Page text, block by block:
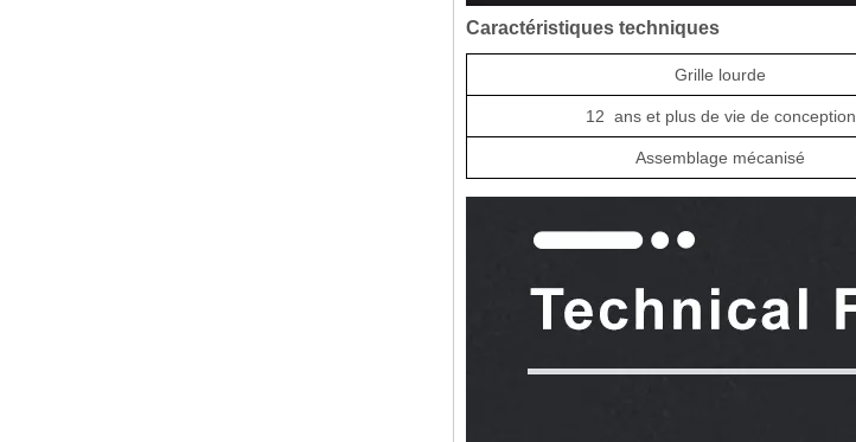
Caractéristiques techniques
Grille lourde
12 ans et plus de vie de conception
Assemblage mécanisé